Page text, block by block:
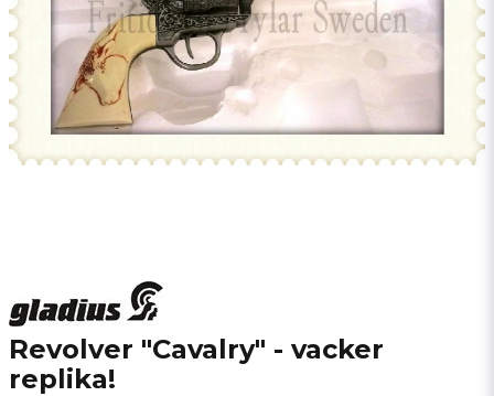
Revolver "Cavalry" - vacker
replika!